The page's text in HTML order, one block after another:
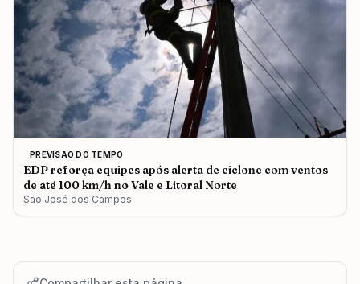
PREVISÃO DO TEMPO
EDP reforça equipes após alerta de ciclone com ventos
de até 100 km/h no Vale e Litoral Norte
São José dos Campos